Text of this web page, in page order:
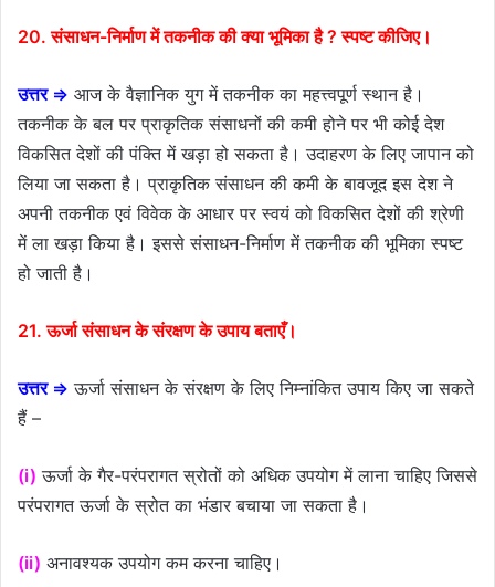
20. संसाधन-निर्माण में तकनीक की क्या भूमिका है ? स्पष्ट कीजिए।
उत्तर ⇒ आज के वैज्ञानिक युग में तकनीक का महत्त्वपूर्ण स्थान है।
तकनीक के बल पर प्राकृतिक संसाधनों की कमी होने पर भी कोई देश
विकसित देशों की पंक्ति में खड़ा हो सकता है। उदाहरण के लिए जापान को
लिया जा सकता है। प्राकृतिक संसाधन की कमी के बावजूद इस देश ने
अपनी तकनीक एवं विवेक के आधार पर स्वयं को विकसित देशों की श्रेणी
में ला खड़ा किया है। इससे संसाधन-निर्माण में तकनीक की भूमिका स्पष्ट
हो जाती है।
21. ऊर्जा संसाधन के संरक्षण के उपाय बताएँ।
उत्तर ⇒ ऊर्जा संसाधन के संरक्षण के लिए निम्नांकित उपाय किए जा सकते
हैं –
(i) ऊर्जा के गैर-परंपरागत स्रोतों को अधिक उपयोग में लाना चाहिए जिससे
परंपरागत ऊर्जा के स्रोत का भंडार बचाया जा सकता है।
(ii) अनावश्यक उपयोग कम करना चाहिए।